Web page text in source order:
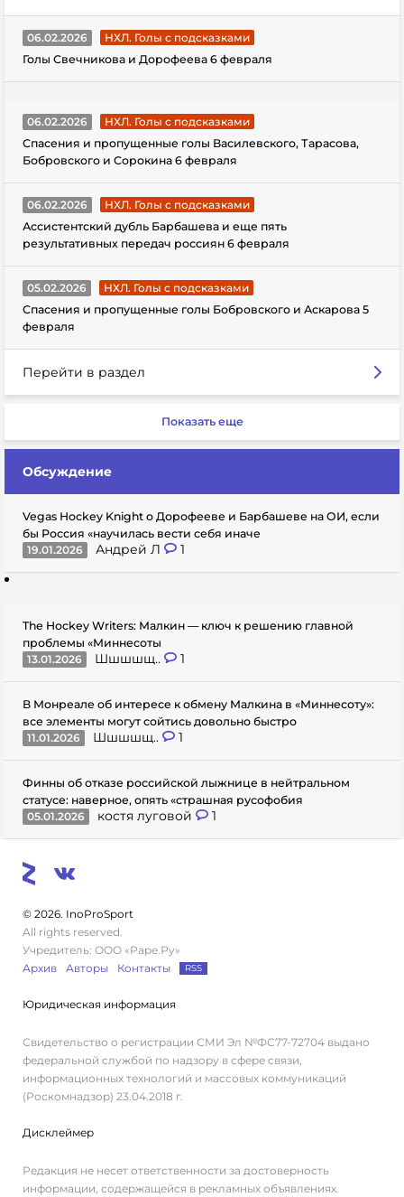
06.02.2026
НХЛ. Голы с подсказками
Голы Свечникова и Дорофеева 6 февраля
06.02.2026
НХЛ. Голы с подсказками
Спасения и пропущенные голы Василевского, Тарасова,
Бобровского и Сорокина 6 февраля
06.02.2026
НХЛ. Голы с подсказками
Ассистентский дубль Барбашева и еще пять
результативных передач россиян 6 февраля
05.02.2026
НХЛ. Голы с подсказками
Спасения и пропущенные голы Бобровского и Аскарова 5
февраля
Перейти в раздел
Показать еще
Обсуждение
Vegas Hockey Knight о Дорофееве и Барбашеве на ОИ, если
бы Россия «научилась вести себя иначе
19.01.2026
Андрей Л 1
The Hockey Writers: Малкин — ключ к решению главной
проблемы «Миннесоты
13.01.2026
Шшшшщ.. 1
В Монреале об интересе к обмену Малкина в «Миннесоту»:
все элементы могут сойтись довольно быстро
11.01.2026
Шшшшщ.. 1
Финны об отказе российской лыжнице в нейтральном
статусе: наверное, опять «страшная русофобия
05.01.2026
костя луговой 1
© 2026. InoProSport
All rights reserved.
Учредитель: ООО «Раре.Ру»
Архив
Авторы Контакты RSS
Юридическая информация
Свидетельство о регистрации СМИ Эл №ФС77-72704 выдано
федеральной службой по надзору в сфере связи,
информационных технологий и массовых коммуникаций
(Роскомнадзор) 23.04.2018 г.
Дисклеймер
Редакция не несет ответственности за достоверность
информации, содержащейся в рекламных объявлениях.